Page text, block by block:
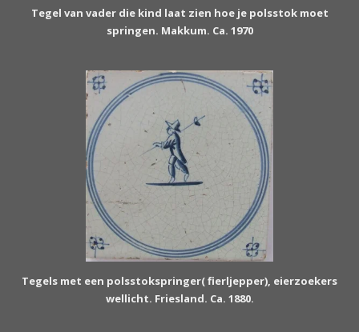
Tegel van vader die kind laat zien hoe je polsstok moet
springen. Makkum. Ca. 1970
Tegels met een polsstokspringer(fierljepper), eierzoekers
wellicht. Friesland. Ca. 1880.